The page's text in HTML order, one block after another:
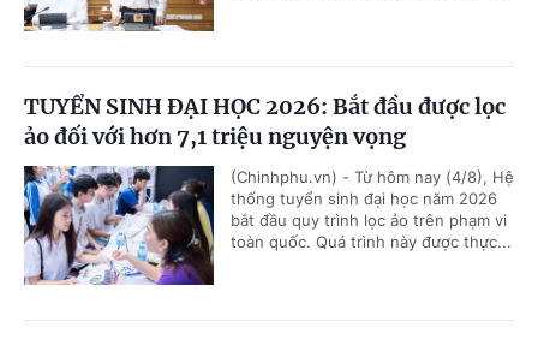
TUYỂN SINH ĐẠI HỌC 2026: Bắt đầu được lọc
ảo đối với hơn 7,1 triệu nguyện vọng
(Chinhphu.vn) - Từ hôm nay (4/8), Hệ
thống tuyển sinh đại học năm 2026
bắt đầu quy trình lọc ảo trên phạm vi
toàn quốc. Quá trình này được thực...